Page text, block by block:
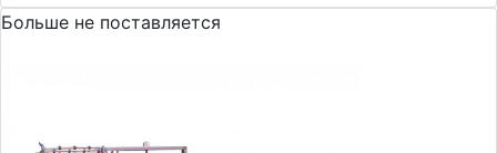
Больше не поставляется